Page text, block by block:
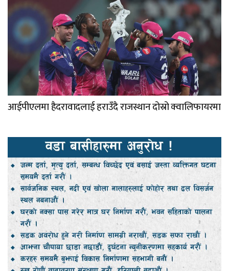
आईपीएलमा हैदरावादलाई हराउँदै राजस्थान दोस्रो क्वालिफायरमा